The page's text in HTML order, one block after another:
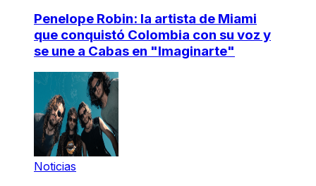
Penelope Robin: la artista de Miami
que conquistó Colombia con su voz y
se une a Cabas en "Imaginarte"
Noticias